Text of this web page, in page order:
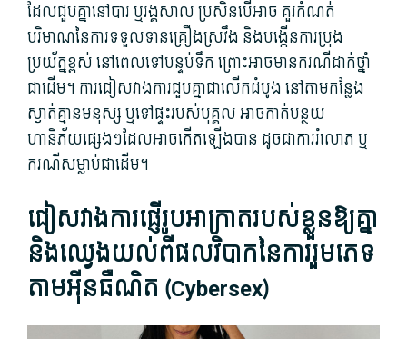
ដែល​ជួប​គ្នា​នៅ​បារ ឬ​រង្គសាល ប្រសិនបើ​អាច គួរ​កំណត់​
បរិមាណ​នៃ​ការ​ទទួលទាន​គ្រឿងស្រវឹង និង​បង្កើន​ការ​ប្រុង
ប្រយ័ត្ន​ខ្ពស់ នៅ​ពេល​ទៅ​បន្ទប់ទឹក ព្រោះ​អាច​មាន​ករណី​ដាក់​ថ្នាំ​
ជាដើម។ ការ​ជៀស​វាង​ការ​ជួប​គ្នា​ជាលើកដំបូង នៅ​តាម​កន្លែង​
ស្ងាត់​គ្មាន​មនុស្ស ឬ​ទៅ​ផ្ទះ​របស់​បុគ្គល អាច​កាត់បន្ថយ​
ហានិភ័យ​ផ្សេងៗ​ដែល​អាច​កើតឡើង​បាន ដូចជា​ការរំលោភ ឬ​
ករណី​សម្លាប់​ជាដើម។
ជៀសវាង​ការ​ផ្ញើ​រូប​អាក្រាត​របស់​ខ្លួន​ឱ្យ​គ្នា
និង​ឈ្វេងយល់​ពី​ផលវិបាក​នៃ​ការ​រួមភេទ​
តាម​អុីនធឺណិត (Cybersex​)